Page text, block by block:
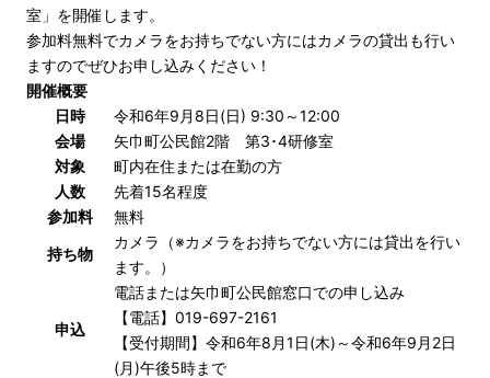
室」を開催します。
参加料無料でカメラをお持ちでない方にはカメラの貸出も行い
ますのでぜひお申し込みください！
開催概要
日時
令和6年9月8日(日) 9:30～12:00
会場
矢巾町公民館2階 第3･4研修室
対象
町内在住または在勤の方
人数
先着15名程度
参加料
無料
持ち物
カメラ（※カメラをお持ちでない方には貸出を行い
ます。）
申込
電話または矢巾町公民館窓口での申し込み
【電話】019-697-2161
【受付期間】令和6年8月1日(木)～令和6年9月2日
(月)午後5時まで